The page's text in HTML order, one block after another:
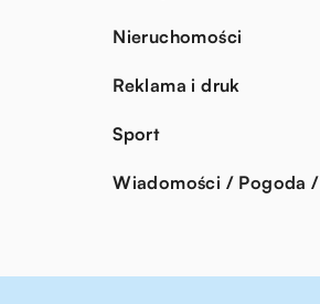
Nieruchomości
Reklama i druk
Sport
Wiadomości / Pogoda